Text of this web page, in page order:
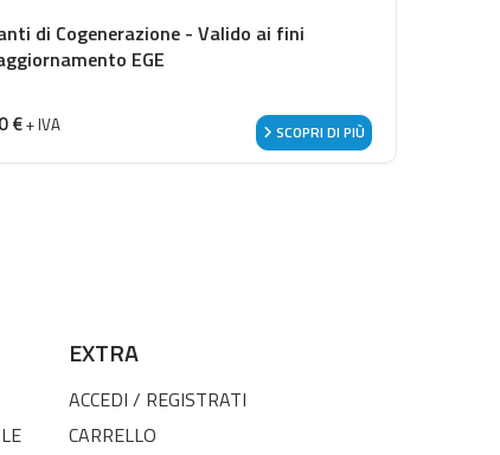
di Cogenerazione - Valido ai fini
EGE
€+ IVA SCOPRI DI PIÙ
EXTRA
ACCEDI / REGISTRATI
CARRELLO